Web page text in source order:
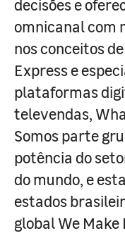
decisões e
omnicanal com
nos conceitos
Express e
plataformas
televendas,
Somos parte
potência do
do mundo, e
estados
global We